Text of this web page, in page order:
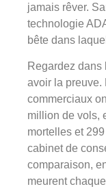
jamais rêver.
technologie
bête dans
Regardez dans
avoir la preuve.
commerciaux
million de vols,
mortelles et
cabinet de
comparaison,
meurent